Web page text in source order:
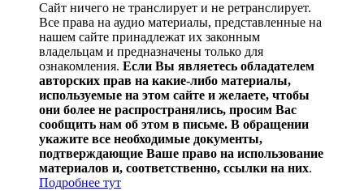
Сайт ничего не транслирует и не ретранслирует.
Все права на аудио материалы, представленные на
нашем сайте принадлежат их законным
владельцам и предназначены только для
ознакомления. Если Вы являетесь обладателем
авторских прав на какие-либо материалы,
используемые на этом сайте и желаете, чтобы
они более не распространялись, просим Вас
сообщить нам об этом в письме. В обращении
укажите все необходимые документы,
подтверждающие Ваше право на использование
материалов и, соответственно, ссылки на них.
Подробнее тут